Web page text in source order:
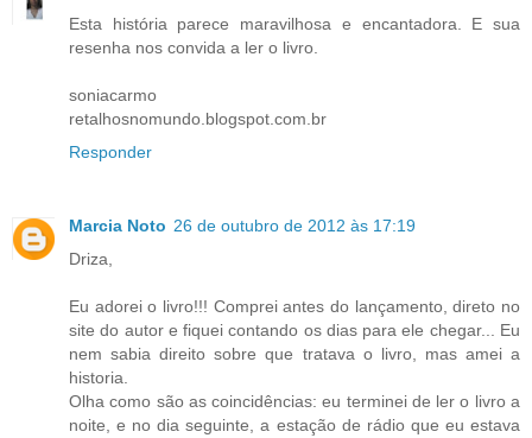
Esta história parece maravilhosa e encantadora. E sua
resenha nos convida a ler o livro.
soniacarmo
retalhosnomundo.blogspot.com.br
Responder
Marcia Noto 26 de outubro de 2012 às 17:19
Driza,
Eu adorei o livro!!! Comprei antes do lançamento, direto no
site do autor e fiquei contando os dias para ele chegar... Eu
nem sabia direito sobre que tratava o livro, mas amei a
historia.
Olha como são as coincidências: eu terminei de ler o livro a
noite, e no dia seguinte, a estação de rádio que eu estava